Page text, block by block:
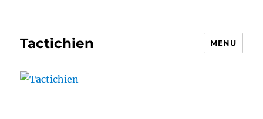
Tactichien MENU